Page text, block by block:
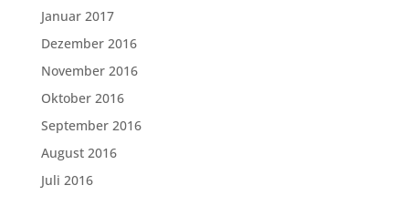
Januar 2017
Dezember 2016
November 2016
Oktober 2016
September 2016
August 2016
Juli 2016